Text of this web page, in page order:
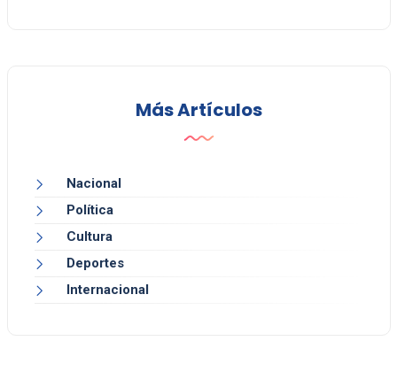
Más Artículos
Nacional
Política
Cultura
Deportes
Internacional